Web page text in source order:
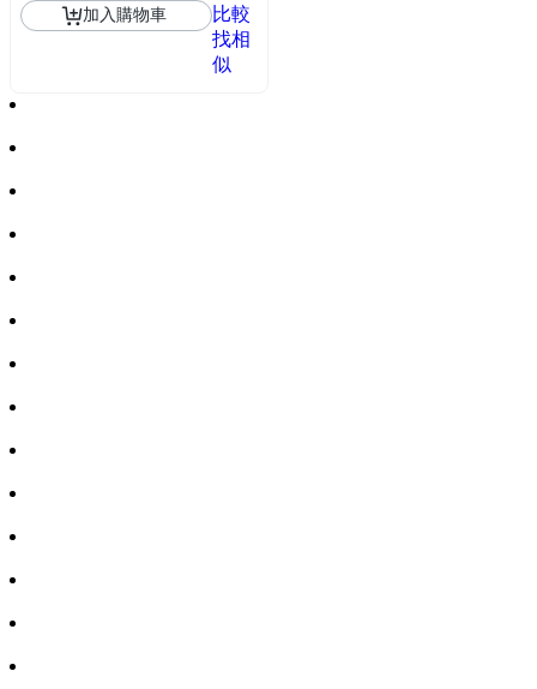
加入購物車
比較
找相
似